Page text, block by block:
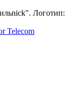
Логотип:
Telecom